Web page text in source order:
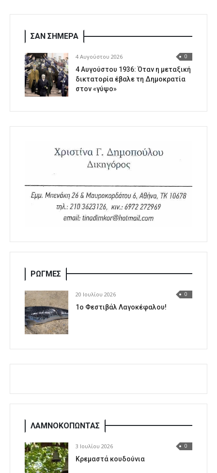
ΣΑΝ ΣΗΜΕΡΑ
4 Αυγούστου 2026 0
4 Αυγούστου 1936: Όταν η μεταξική
δικτατορία έβαλε τη Δημοκρατία
στον «γύψο»
ΡΩΓΜΕΣ
20 Ιουλίου 2026 0
1o Φεστιβάλ Λαγοκέφαλου!
ΛΑΜΝΟΚΟΠΩΝΤΑΣ
3 Ιουλίου 2026 0
Κρεμαστά κουδούνια